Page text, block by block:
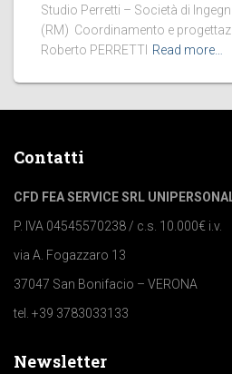
Studio Perretti – Società di
(RM) Coordinamento e
Roberto PERRETTI Read more…
Contatti
CFD FEA SERVICE SRL
P. IVA 04545570238 / c.s. 10.000€ i.v.
via A. Fogazzaro 13
37047 San Bonifacio – VERONA
tel. +39 3783033133
Newsletter